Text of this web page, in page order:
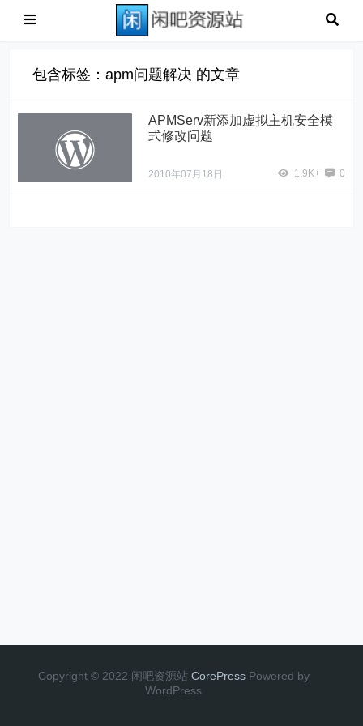
包含标签：apm问题解决 的文章
APMServ新添加虚拟主机安全模
式修改问题
2010年07月18日 1.9K+ 0
Copyright © 2022 闲吧资源站 CorePress Powered by
WordPress